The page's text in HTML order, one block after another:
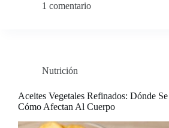
1 comentario
Nutrición
Aceites Vegetales Refinados: Dónde
Cómo Afectan Al Cuerpo